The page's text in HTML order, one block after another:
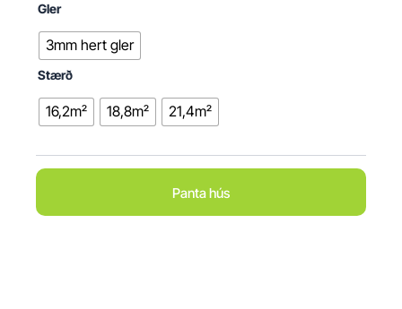
Gler
3mm hert gler
Stærð
16,2m² 18,8m² 21,4m²
Panta hús